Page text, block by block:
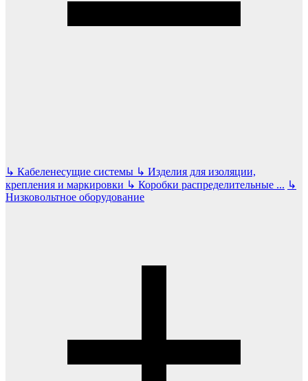
↳ Кабеленесущие системы ↳ Изделия для изоляции,
крепления и маркировки ↳ Коробки распределительные ... ↳
Низковольтное оборудование